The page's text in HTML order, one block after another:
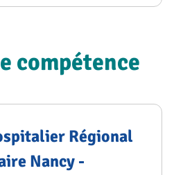
compétence
Régional
Nancy -